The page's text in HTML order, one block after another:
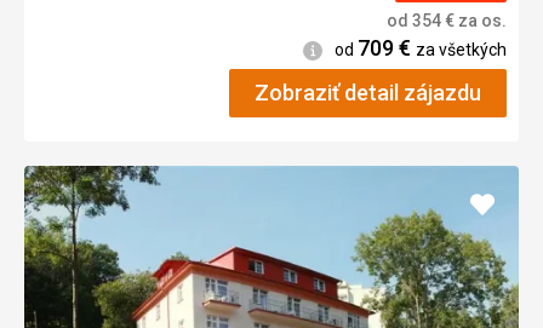
od 354€ za os.
Informácie
od 709€ za všetkých
Zobraziť detail zájazdu
Pridať